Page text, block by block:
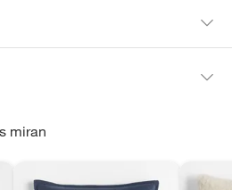
Algodón orgánico,Terciopelo
miran